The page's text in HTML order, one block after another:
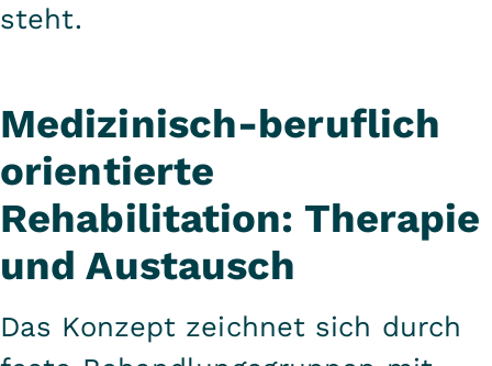
steht.
Medizinisch-beruflich
orientierte
Rehabilitation: Therapie
und Austausch
Das Konzept zeichnet sich durch